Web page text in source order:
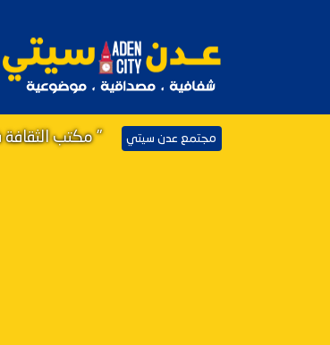
مجتمع عدن سيتي " مكتب